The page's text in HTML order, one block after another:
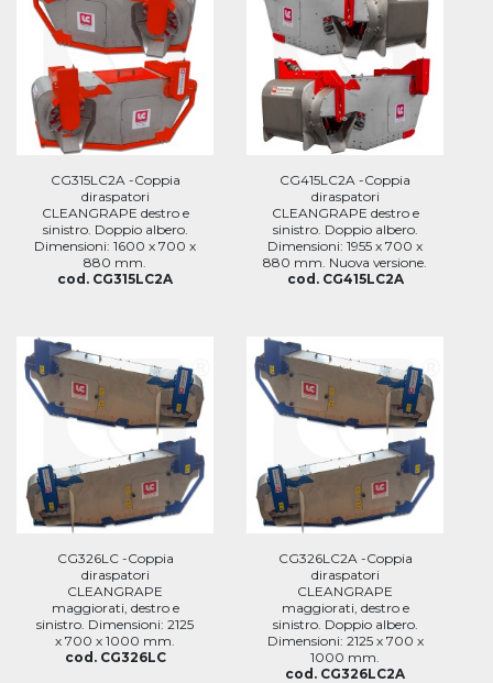
CG315LC2A -Coppia
diraspatori
CLEANGRAPE destro e
sinistro. Doppio albero.
Dimensioni: 1600 x 700 x
880 mm.
cod. CG315LC2A
CG415LC2A -Coppia
diraspatori
CLEANGRAPE destro e
sinistro. Doppio albero.
Dimensioni: 1955 x 700 x
880 mm. Nuova versione.
cod. CG415LC2A
CG326LC -Coppia
diraspatori
CLEANGRAPE
maggiorati, destro e
sinistro. Dimensioni: 2125
x 700 x 1000 mm.
cod. CG326LC
CG326LC2A -Coppia
diraspatori
CLEANGRAPE
maggiorati, destro e
sinistro. Doppio albero.
Dimensioni: 2125 x 700 x
1000 mm.
cod. CG326LC2A